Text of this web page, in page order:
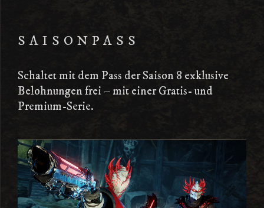
SAISONPASS
Schaltet mit dem Pass der Saison 8 exklusive
Belohnungen frei – mit einer Gratis- und
Premium-Serie.